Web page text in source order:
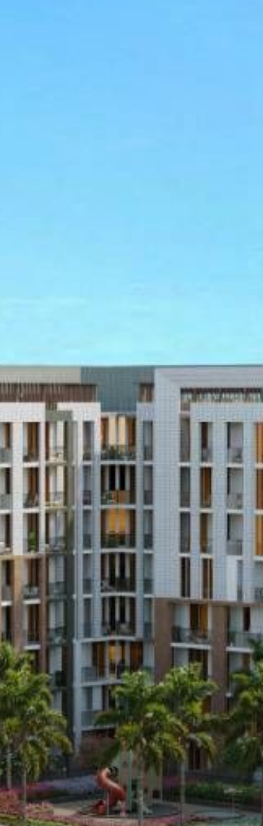
شراء
إيجار
بيع
قيد الإنشاء
الوكلاء
من نحن